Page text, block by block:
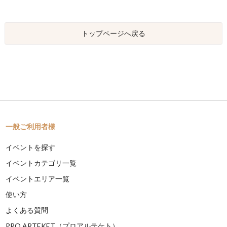
トップページへ戻る
一般ご利用者様
イベントを探す
イベントカテゴリ一覧
イベントエリア一覧
使い方
よくある質問